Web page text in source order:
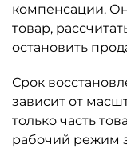
компенсации.
товар,
остановить
Срок
зависит от
только часть
рабочий режим